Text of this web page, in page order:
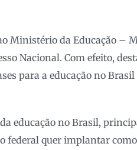
Ministério da Educação –
Nacional. Com efeito,
para a educação no
educação no Brasil,
federal quer implantar